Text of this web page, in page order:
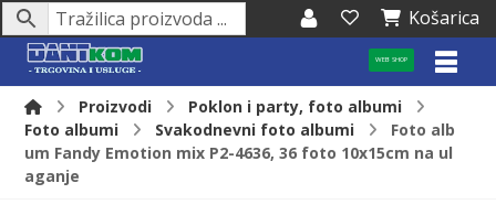
Košarica
WEB SHOP
Proizvodi
Poklon i party, foto albumi
Foto albumi
Svakodnevni foto albumi
Foto alb
um Fandy Emotion mix P2-4636, 36 foto 10x15cm na ul
aganje